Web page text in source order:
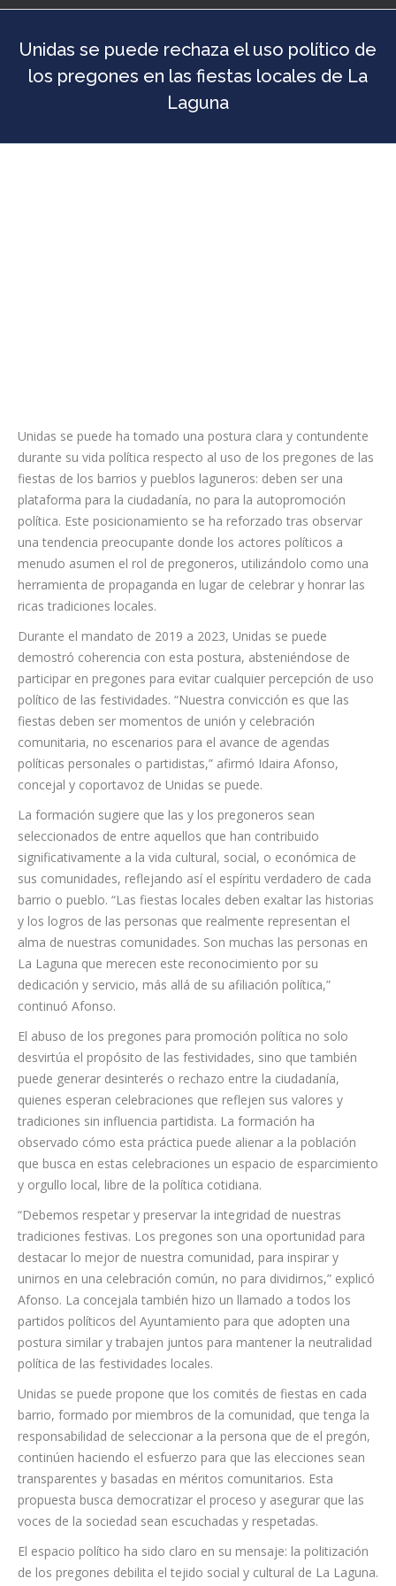
Unidas se puede rechaza el uso político de
los pregones en las fiestas locales de La
Laguna
Unidas se puede ha tomado una postura clara y contundente
durante su vida política respecto al uso de los pregones de las
fiestas de los barrios y pueblos laguneros: deben ser una
plataforma para la ciudadanía, no para la autopromoción
política. Este posicionamiento se ha reforzado tras observar
una tendencia preocupante donde los actores políticos a
menudo asumen el rol de pregoneros, utilizándolo como una
herramienta de propaganda en lugar de celebrar y honrar las
ricas tradiciones locales.
Durante el mandato de 2019 a 2023, Unidas se puede
demostró coherencia con esta postura, absteniéndose de
participar en pregones para evitar cualquier percepción de uso
político de las festividades. “Nuestra convicción es que las
fiestas deben ser momentos de unión y celebración
comunitaria, no escenarios para el avance de agendas
políticas personales o partidistas,” afirmó Idaira Afonso,
concejal y coportavoz de Unidas se puede.
La formación sugiere que las y los pregoneros sean
seleccionados de entre aquellos que han contribuido
significativamente a la vida cultural, social, o económica de
sus comunidades, reflejando así el espíritu verdadero de cada
barrio o pueblo. “Las fiestas locales deben exaltar las historias
y los logros de las personas que realmente representan el
alma de nuestras comunidades. Son muchas las personas en
La Laguna que merecen este reconocimiento por su
dedicación y servicio, más allá de su afiliación política,”
continuó Afonso.
El abuso de los pregones para promoción política no solo
desvirtúa el propósito de las festividades, sino que también
puede generar desinterés o rechazo entre la ciudadanía,
quienes esperan celebraciones que reflejen sus valores y
tradiciones sin influencia partidista. La formación ha
observado cómo esta práctica puede alienar a la población
que busca en estas celebraciones un espacio de esparcimiento
y orgullo local, libre de la política cotidiana.
“Debemos respetar y preservar la integridad de nuestras
tradiciones festivas. Los pregones son una oportunidad para
destacar lo mejor de nuestra comunidad, para inspirar y
unirnos en una celebración común, no para dividirnos,” explicó
Afonso. La concejala también hizo un llamado a todos los
partidos políticos del Ayuntamiento para que adopten una
postura similar y trabajen juntos para mantener la neutralidad
política de las festividades locales.
Unidas se puede propone que los comités de fiestas en cada
barrio, formado por miembros de la comunidad, que tenga la
responsabilidad de seleccionar a la persona que de el pregón,
continúen haciendo el esfuerzo para que las elecciones sean
transparentes y basadas en méritos comunitarios. Esta
propuesta busca democratizar el proceso y asegurar que las
voces de la sociedad sean escuchadas y respetadas.